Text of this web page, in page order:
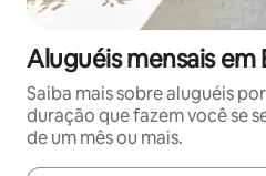
Aluguéis mensais em
Saiba mais sobre aluguéis
duração que fazem você se
de um mês ou mais.